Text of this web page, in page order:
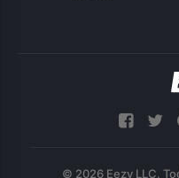
© 2026 Eezy LLC.